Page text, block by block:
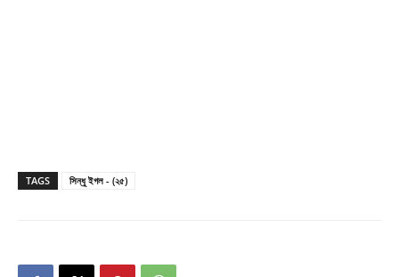
TAGS সিন্ধু ইগল - (২৫)